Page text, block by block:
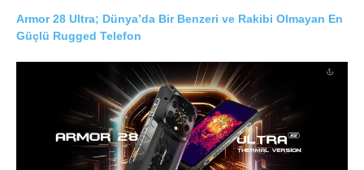
Armor 28 Ultra; Dünya’da Bir Benzeri ve Rakibi Olmayan En
Güçlü Rugged Telefon